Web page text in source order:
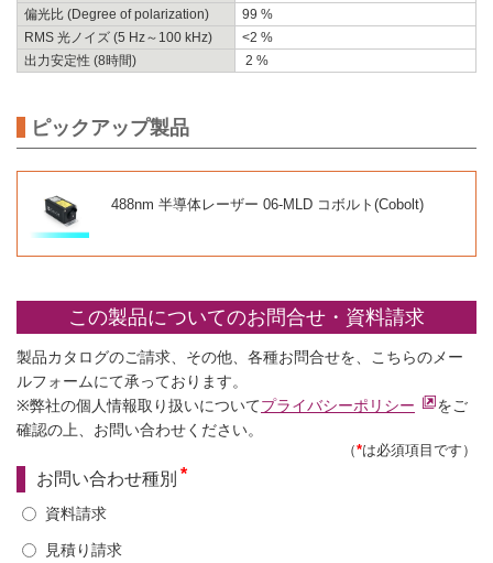
偏光比 (Degree of polarization)
99 %
RMS 光ノイズ (5 Hz～100 kHz)
<2 %
出力安定性 (8時間)
2 %
ピックアップ製品
488nm 半導体レーザー 06-MLD コボルト(Cobolt)
この製品についてのお問合せ・資料請求
製品カタログのご請求、その他、各種お問合せを、こちらのメー
ルフォームにて承っております。
※弊社の個人情報取り扱いについてプライバシーポリシー
をご
確認の上、お問い合わせください。